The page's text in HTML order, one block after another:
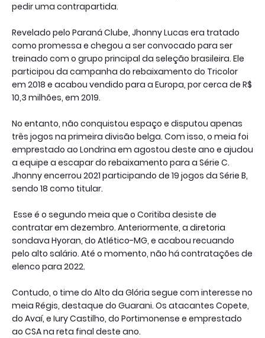
pedir uma contrapartida.
Revelado pelo Paraná Clube, Jhonny Lucas era tratado
como promessa e chegou a ser convocado para ser
treinado com o grupo principal da seleção brasileira. Ele
participou da campanha do rebaixamento do Tricolor
em 2018 e acabou vendido para a Europa, por cerca de R$
10,3 milhões, em 2019.
No entanto, não conquistou espaço e disputou apenas
três jogos na primeira divisão belga. Com isso, o meia foi
emprestado ao Londrina em agostou deste ano e ajudou
a equipe a escapar do rebaixamento para a Série C.
Jhonny encerrou 2021 participando de 19 jogos da Série B,
sendo 18 como titular.
Esse é o segundo meia que o Coritiba desiste de
contratar em dezembro. Anteriormente, a diretoria
sondava Hyoran, do Atlético-MG, e acabou recuando
pelo alto salário. Até o momento, não há contratações de
elenco para 2022.
Contudo, o time do Alto da Glória segue com interesse no
meia Régis, destaque do Guarani. Os atacantes Copete,
do Avaí, e Iury Castilho, do Portimonense e emprestado
ao CSA na reta final deste ano.